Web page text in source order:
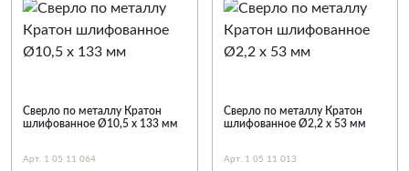
Сверло по металлу Кратон
шлифованное Ø10,5 х 133 мм
Арт. 1 05 11 064
Сверло по металлу Кратон
шлифованное Ø2,2 х 53 мм
Арт. 1 05 11 013